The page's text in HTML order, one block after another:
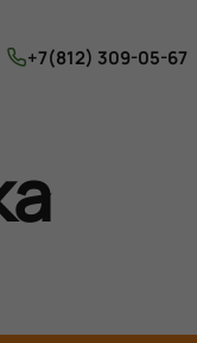
+7(812) 309-05-67